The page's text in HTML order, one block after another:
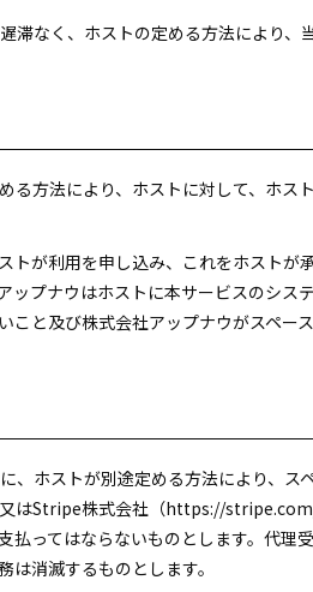
滞なく、ホストの定める方法により
る方法により、ホストに対して、ホ
トが利用を申し込み、これをホスト
ップナウはホストに本サービスのシ
こと及び株式会社アップナウがスペ
、ホストが別途定める方法により、
はStripe株式会社（https://
払ってはならないものとします。代
消滅するものとします。